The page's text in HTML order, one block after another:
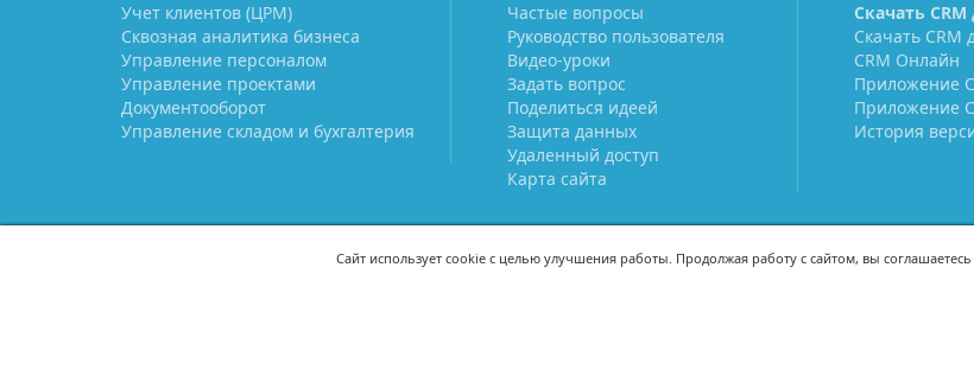
Учет клиентов (ЦРМ)
Сквозная аналитика бизнеса
Управление персоналом
Управление проектами
Документооборот
Управление складом и бухгалтерия
Частые вопросы
Руководство пользователя
Видео-уроки
Задать вопрос
Поделиться идеей
Защита данных
Удаленный доступ
Карта сайта
Скачать
Скачать CRM
CRM Онлайн
Приложение
Приложение
История
Сайт использует cookie с целью улучшения работы. Продолжая работу с сайтом, вы